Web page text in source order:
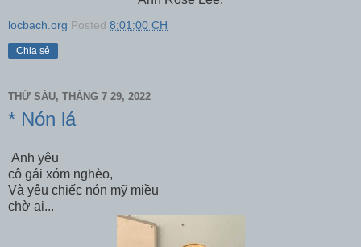
locbach.org Posted 8:01:00 CH
Chia sẻ
THỨ SÁU, THÁNG 7 29, 2022
* Nón lá
Anh yêu
cô gái xóm nghèo,
Và yêu chiếc nón mỹ miều
chờ ai...